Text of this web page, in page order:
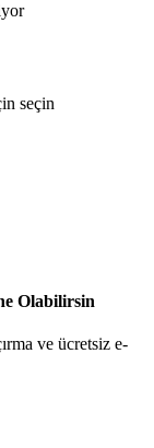
seçin
Olabilirsin
ve ücretsiz e-